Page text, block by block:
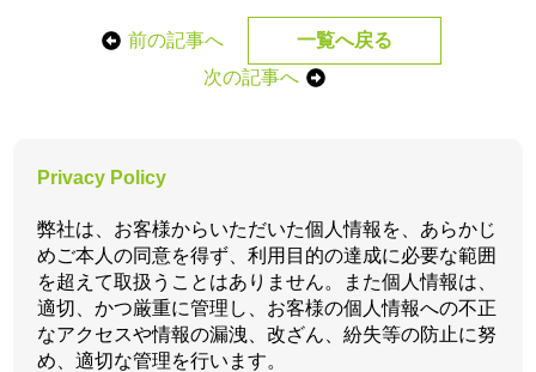
前の記事へ
一覧へ戻る
次の記事へ
Privacy Policy
弊社は、お客様からいただいた個人情報を、あらかじ
めご本人の同意を得ず、利用目的の達成に必要な範囲
を超えて取扱うことはありません。また個人情報は、
適切、かつ厳重に管理し、お客様の個人情報への不正
なアクセスや情報の漏洩、改ざん、紛失等の防止に努
め、適切な管理を行います。